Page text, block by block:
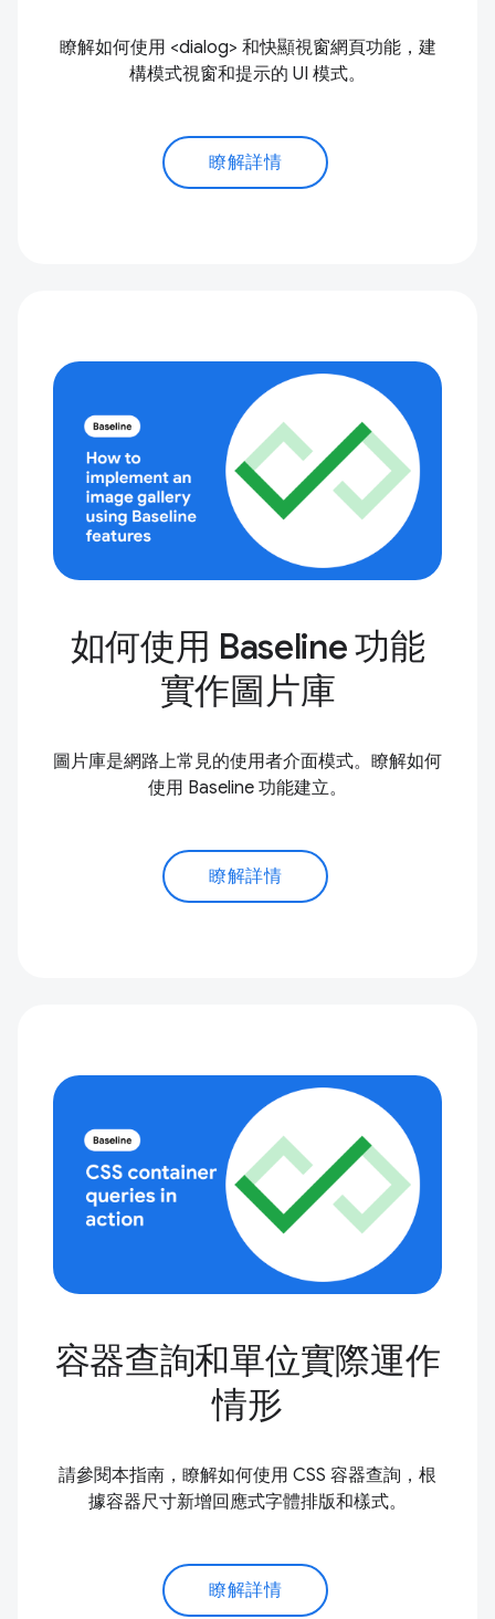
瞭解如何使用 <dialog> 和快顯視窗網頁功能，建
構模式視窗和提示的 UI 模式。
瞭解詳情
如何使用 Baseline 功能
實作圖片庫
圖片庫是網路上常見的使用者介面模式。瞭解如何
使用 Baseline 功能建立。
瞭解詳情
容器查詢和單位實際運作
情形
請參閱本指南，瞭解如何使用 CSS 容器查詢，根
據容器尺寸新增回應式字體排版和樣式。
瞭解詳情